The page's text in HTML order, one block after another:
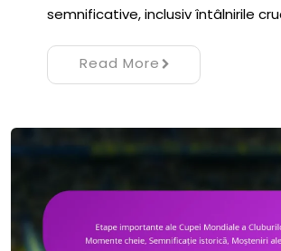
semnificative, inclusiv întâlnirile
Read More